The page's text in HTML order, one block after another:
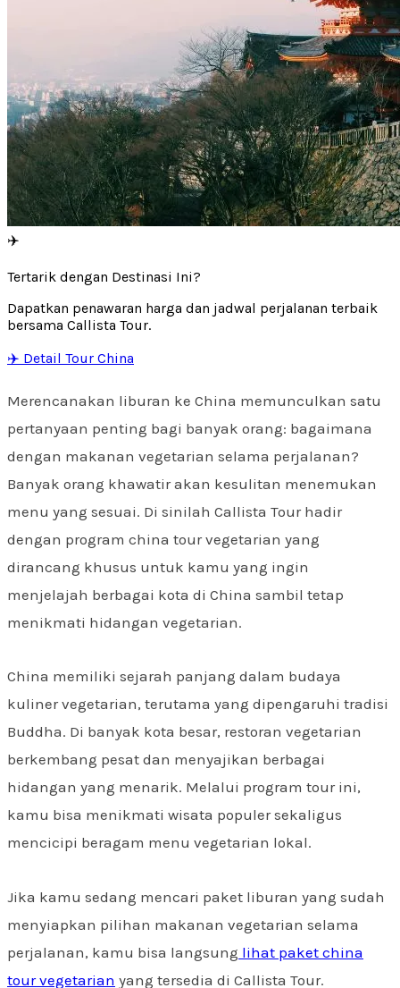
✈️
Tertarik dengan Destinasi Ini?
Dapatkan penawaran harga dan jadwal perjalanan terbaik
bersama Callista Tour.
✈️ Detail Tour China
Merencanakan liburan ke China memunculkan satu
pertanyaan penting bagi banyak orang: bagaimana
dengan makanan vegetarian selama perjalanan?
Banyak orang khawatir akan kesulitan menemukan
menu yang sesuai. Di sinilah Callista Tour hadir
dengan program china tour vegetarian yang
dirancang khusus untuk kamu yang ingin
menjelajah berbagai kota di China sambil tetap
menikmati hidangan vegetarian.
China memiliki sejarah panjang dalam budaya
kuliner vegetarian, terutama yang dipengaruhi tradisi
Buddha. Di banyak kota besar, restoran vegetarian
berkembang pesat dan menyajikan berbagai
hidangan yang menarik. Melalui program tour ini,
kamu bisa menikmati wisata populer sekaligus
mencicipi beragam menu vegetarian lokal.
Jika kamu sedang mencari paket liburan yang sudah
menyiapkan pilihan makanan vegetarian selama
perjalanan, kamu bisa langsung lihat paket china
tour vegetarian yang tersedia di Callista Tour.